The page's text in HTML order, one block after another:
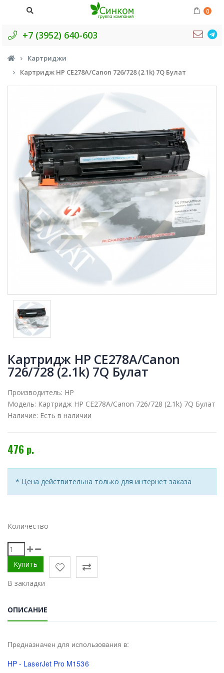
0
+7 (3952) 640-603
Картриджи
Картридж HP CE278A/Canon 726/728 (2.1k) 7Q Булат
Картридж HP CE278A/Canon
726/728 (2.1k) 7Q Булат
Производитель: HP
Модель: Картридж HP CE278A/Canon 726/728 (2.1k) 7Q Булат
Наличие: Есть в наличии
476 р.
* Цена действительна только для интернет заказа
Количество
В закладки
ОПИСАНИЕ
Предназначен для использования в:
HP - LaserJet Pro M1536